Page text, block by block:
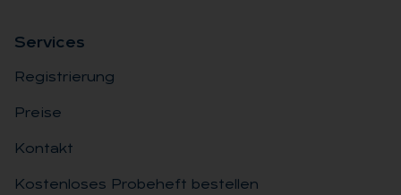
Ser­vices
Registrierung
Preise
Kontakt
Kostenloses Probeheft bestellen